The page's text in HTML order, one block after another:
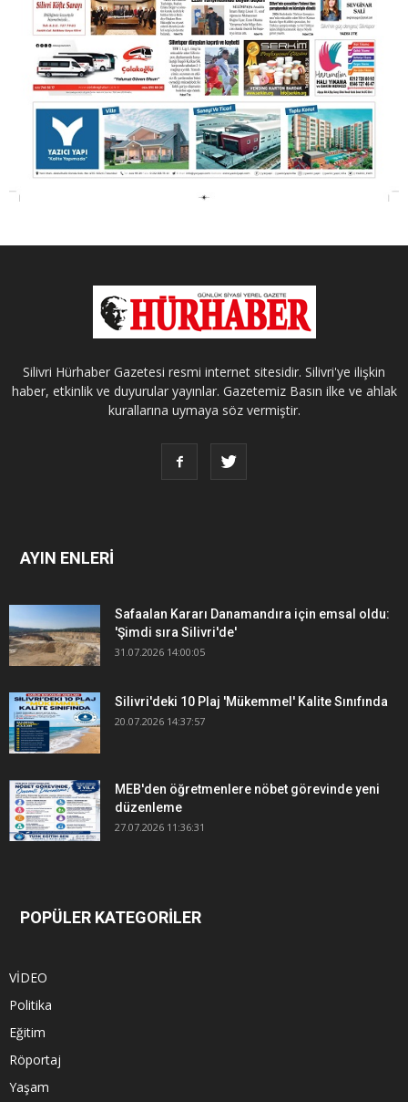
Silivri Hürhaber Gazetesi resmi internet sitesidir. Silivri'ye ilişkin
haber, etkinlik ve duyurular yayınlar. Gazetemiz Basın ilke ve ahlak
kurallarına uymaya söz vermiştir.
AYIN ENLERİ
Safaalan Kararı Danamandıra için emsal oldu:
'Şimdi sıra Silivri'de'
31.07.2026 14:00:05
Silivri'deki 10 Plaj 'Mükemmel' Kalite Sınıfında
20.07.2026 14:37:57
MEB'den öğretmenlere nöbet görevinde yeni
düzenleme
27.07.2026 11:36:31
POPÜLER KATEGORİLER
VİDEO
Politika
Eğitim
Röportaj
Yaşam